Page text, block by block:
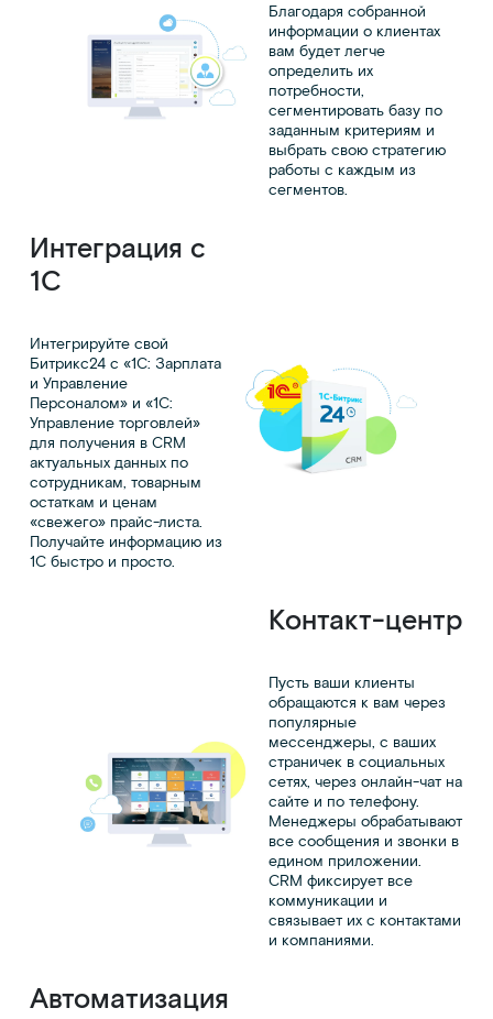
Благодаря собранной
информации о клиентах
вам будет легче
определить их
потребности,
сегментировать базу по
заданным критериям и
выбрать свою стратегию
работы с каждым из
сегментов.
Интеграция с
1C
Интегрируйте свой
Битрикс24 с «1С: Зарплата
и Управление
Персоналом» и «1С:
Управление торговлей»
для получения в CRM
актуальных данных по
сотрудникам, товарным
остаткам и ценам
«свежего» прайс-листа.
Получайте информацию из
1С быстро и просто.
Контакт-центр
Пусть ваши клиенты
обращаются к вам через
популярные
мессенджеры, с ваших
страничек в социальных
сетях, через онлайн-чат на
сайте и по телефону.
Менеджеры обрабатывают
все сообщения и звонки в
едином приложении.
CRM фиксирует все
коммуникации и
связывает их с контактами
и компаниями.
Автоматизация